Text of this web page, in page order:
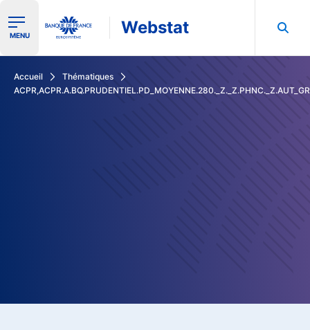
Ouvrir le menu de navigation
MENU Webstat
Accueil
Thématiques